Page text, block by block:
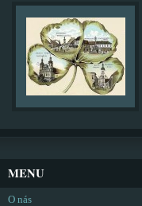
MENU
O nás